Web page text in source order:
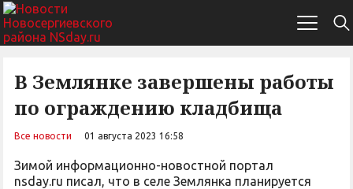
В Землянке завершены работы
по ограждению кладбища
Все новости 01 августа 2023 16:58
Зимой информационно-новостной портал
nsday.ru писал, что в селе Землянка планируется